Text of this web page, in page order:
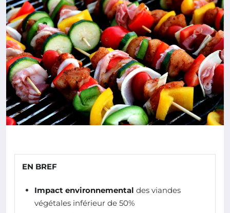
EN BREF
Impact environnemental des viandes
végétales inférieur de 50%